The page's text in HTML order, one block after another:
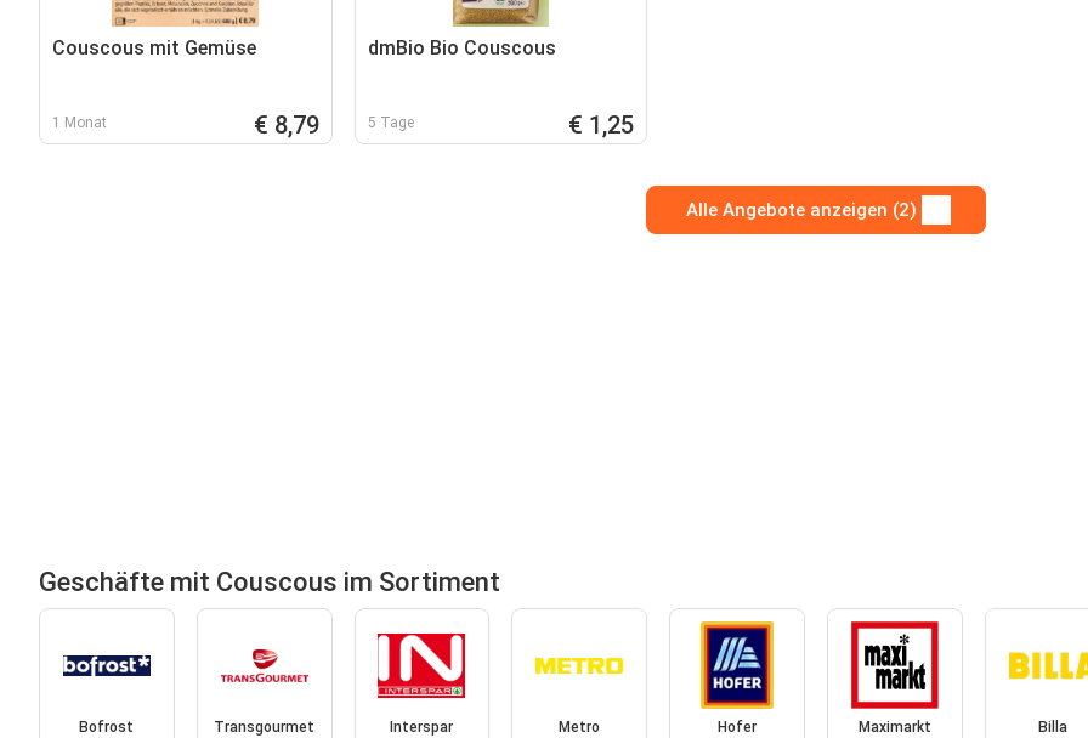
Couscous mit Gemüse
1 Monat € 8,79
dmBio Bio Couscous
5 Tage € 1,25
Alle Angebote anzeigen (2)
Geschäfte mit Couscous im Sortiment
Bofrost Transgourmet Interspar Metro Hofer Maximarkt Billa